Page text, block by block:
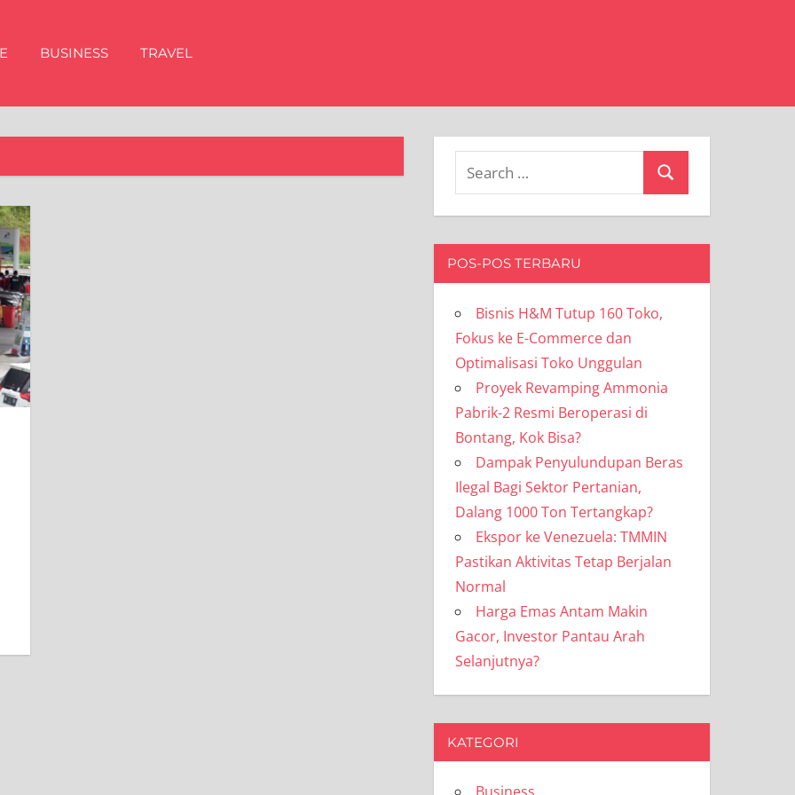
BUSINESS TRAVEL
Search
POS-POS TERBARU
Bisnis H&M Tutup 160 Toko,
Fokus ke E-Commerce dan
Optimalisasi Toko Unggulan
Proyek Revamping Ammonia
Pabrik-2 Resmi Beroperasi di
Bontang, Kok Bisa?
Dampak Penyulundupan Beras
Ilegal Bagi Sektor Pertanian,
Dalang 1000 Ton Tertangkap?
Ekspor ke Venezuela: TMMIN
Pastikan Aktivitas Tetap Berjalan
Normal
Harga Emas Antam Makin
Gacor, Investor Pantau Arah
Selanjutnya?
KATEGORI